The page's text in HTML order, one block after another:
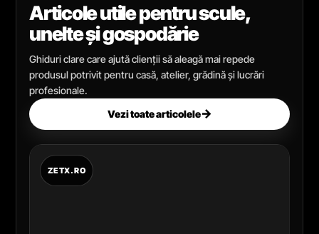
Articole utile pentru scule,
unelte și gospodărie
Ghiduri clare care ajută clienții să aleagă mai repede
produsul potrivit pentru casă, atelier, grădină și lucrări
profesionale.
Vezi toate articolele→